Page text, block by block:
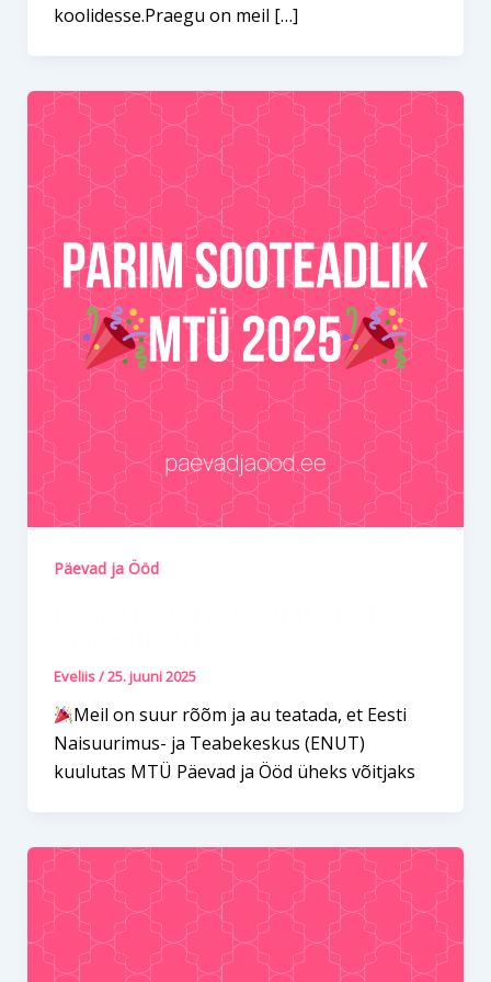
koolidesse.Praegu on meil […]
Päevad ja Ööd
Eveliis/25. juuni 2025
Meil on suur rõõm ja au teatada, et Eesti
Naisuurimus- ja Teabekeskus (ENUT)
kuulutas MTÜ Päevad ja Ööd üheks võitjaks